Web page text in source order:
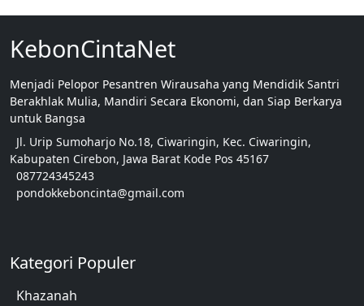
KebonCintaNet
Menjadi Pelopor Pesantren Wirausaha yang Mendidik Santri
Berakhlak Mulia, Mandiri Secara Ekonomi, dan Siap Berkarya
untuk Bangsa
Jl. Urip Sumoharjo No.18, Ciwaringin, Kec. Ciwaringin,
Kabupaten Cirebon, Jawa Barat Kode Pos 45167
087724345243
pondokkeboncinta@gmail.com
Kategori Populer
Khazanah